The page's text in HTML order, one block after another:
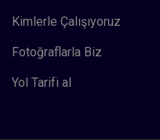
Kimlerle Çalışıyoruz
Fotoğraflarla Biz
Yol Tarifi al